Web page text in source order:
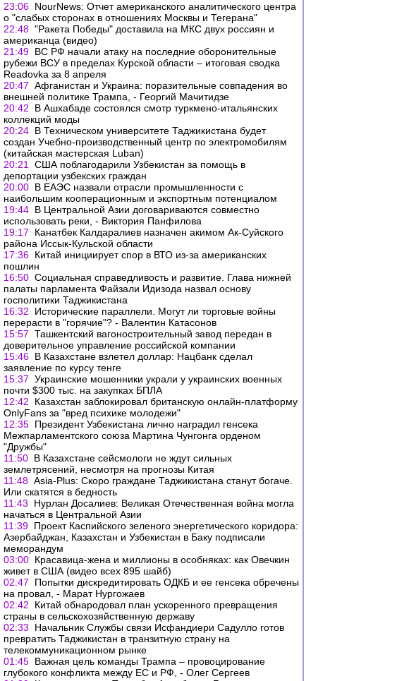
23:06 NourNews: Отчет американского аналитического центра
о "слабых сторонах в отношениях Москвы и Тегерана"
22:48 "Ракета Победы" доставила на МКС двух россиян и
американца (видео)
21:49 ВС РФ начали атаку на последние оборонительные
рубежи ВСУ в пределах Курской области – итоговая сводка
Readovka за 8 апреля
20:47 Афганистан и Украина: поразительные совпадения во
внешней политике Трампа, - Георгий Мачитидзе
20:42
В Ашхабаде состоялся смотр туркмено-итальянских
коллекций моды
20:24 В Техническом университете Таджикистана будет
создан Учебно-производственный центр по электромобилям
(китайская мастерская Luban)
20:21
США поблагодарили Узбекистан за помощь в
депортации узбекских граждан
20:00 В ЕАЭС назвали отрасли промышленности с
наибольшим кооперационным и экспортным потенциалом
19:44 В Центральной Азии договариваются совместно
использовать реки, - Виктория Панфилова
19:17
Канатбек Калдаралиев назначен акимом Ак-Суйского
района Иссык-Кульской области
17:36 Китай инициирует спор в ВТО из-за американских
пошлин
16:50 Социальная справедливость и развитие. Глава нижней
палаты парламента Файзали Идизода назвал основу
госполитики Таджикистана
16:32
Исторические параллели. Могут ли торговые войны
перерасти в "горячие"? - Валентин Катасонов
15:57 Ташкентский вагоностроительный завод передан в
доверительное управление российской компании
15:46 В Казахстане взлетел доллар: Нацбанк сделал
заявление по курсу тенге
15:37 Украинские мошенники украли у украинских военных
почти $300 тыс. на закупках БПЛА
12:42
Казахстан заблокировал британскую онлайн-платформу
OnlyFans за "вред психике молодежи"
12:35 Президент Узбекистана лично наградил генсека
Межпарламентского союза Мартина Чунгонга орденом
"Дружбы"
11:50 В Казахстане сейсмологи не ждут сильных
землетрясений, несмотря на прогнозы Китая
11:48 Asia-Plus: Скоро граждане Таджикистана станут богаче.
Или скатятся в бедность
11:43
Нурлан Досалиев: Великая Отечественная война могла
начаться в Центральной Азии
11:39 Проект Каспийского зеленого энергетического коридора:
Азербайджан, Казахстан и Узбекистан в Баку подписали
меморандум
03:00 Красавица-жена и миллионы в особняках: как Овечкин
живет в США (видео всех 895 шайб)
02:47
Попытки дискредитировать ОДКБ и ее генсека обречены
на провал, - Марат Нургожаев
02:42
Китай обнародовал план ускоренного превращения
страны в сельскохозяйственную державу
02:33
Начальник Службы связи Исфандиери Садулло готов
превратить Таджикистан в транзитную страну на
телекоммуникационном рынке
01:45 Важная цель команды Трампа – провоцирование
глубокого конфликта между ЕС и РФ, - Олег Сергеев